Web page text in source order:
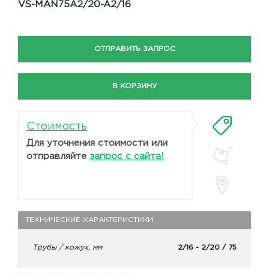
VS-MAN75A2/20-A2/16
ОТПРАВИТЬ ЗАПРОС
В КОРЗИНУ
Стоимость
Для уточнения стоимости или
отправляйте запрос с сайта!
ТЕХНИЧЕСКИЕ ХАРАКТЕРИСТИКИ
Трубы / кожух, мм 2/16 - 2/20 / 75